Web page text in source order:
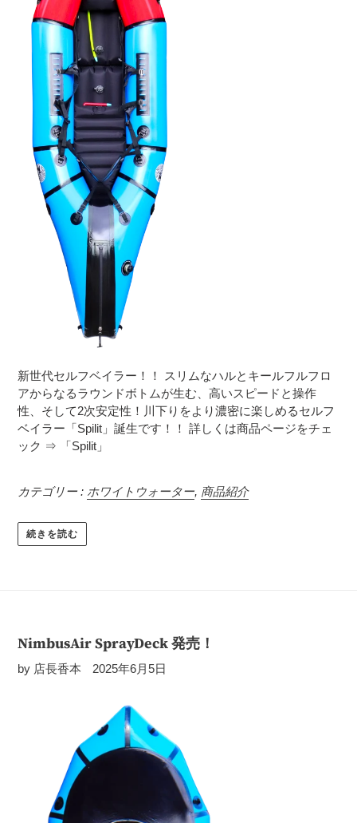
新世代セルフベイラー！！ スリムなハルとキールフルフロ
アからなるラウンドボトムが生む、高いスピードと操作
性、そして2次安定性！川下りをより濃密に楽しめるセルフ
ベイラー「Spilit」誕生です！！ 詳しくは商品ページをチェ
ック ⇒ 「Spilit」
カテゴリー : ホワイトウォーター, 商品紹介
続きを読む
NimbusAir SprayDeck 発売！
by 店長香本 2025年6月5日